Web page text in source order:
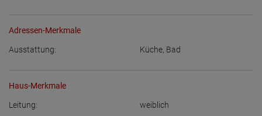
Adressen-Merkmale
Ausstattung: Küche, Bad
Haus-Merkmale
Leitung: weiblich